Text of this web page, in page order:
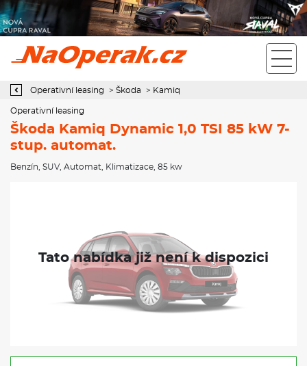
Operativní leasing Škoda Kamiq Dynamic 1,0 TSI 85 kW 7-stup.
Operativní leasing > Škoda > Kamiq
Operativní leasing
Škoda Kamiq Dynamic 1,0 TSI 85 kW 7-
stup. automat.
Benzín SUV, Automat Klimatizace , 85 kw